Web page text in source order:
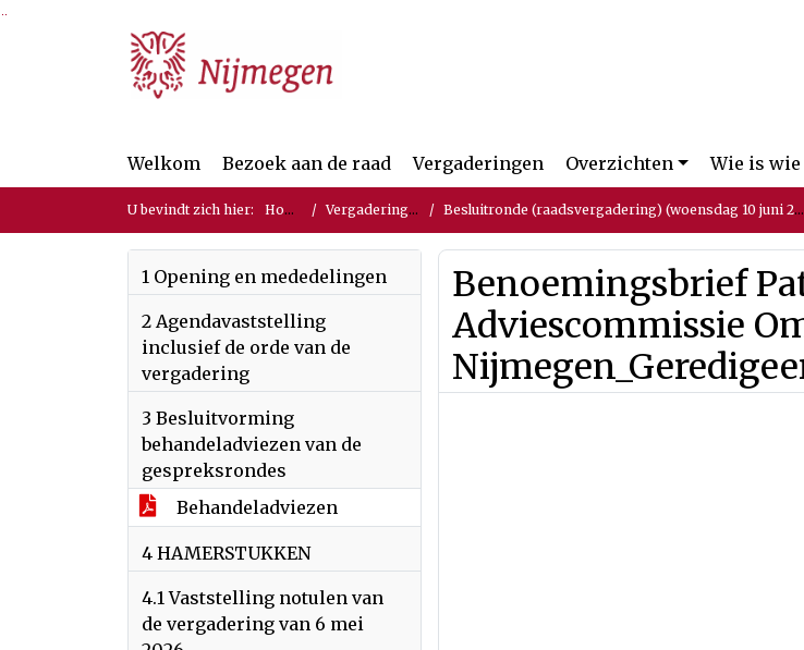
Ga naar de inhoud van deze pagina
Ga naar het zoeken
Ga naar het menu
Welkom Bezoek aan de raad Vergaderingen Overzichten Wie is wie
U bevindt zich hier: Home Vergaderingen Besluitronde (raadsvergadering) (woensdag 10 juni 2026)
1 Opening en mededelingen
2 Agendavaststelling
inclusief de orde van de
vergadering
3 Besluitvorming
behandeladviezen van de
gespreksrondes
Behandeladviezen
4 HAMERSTUKKEN
4.1 Vaststelling notulen van
de vergadering van 6 mei
Benoemingsbrief
Adviescommissie